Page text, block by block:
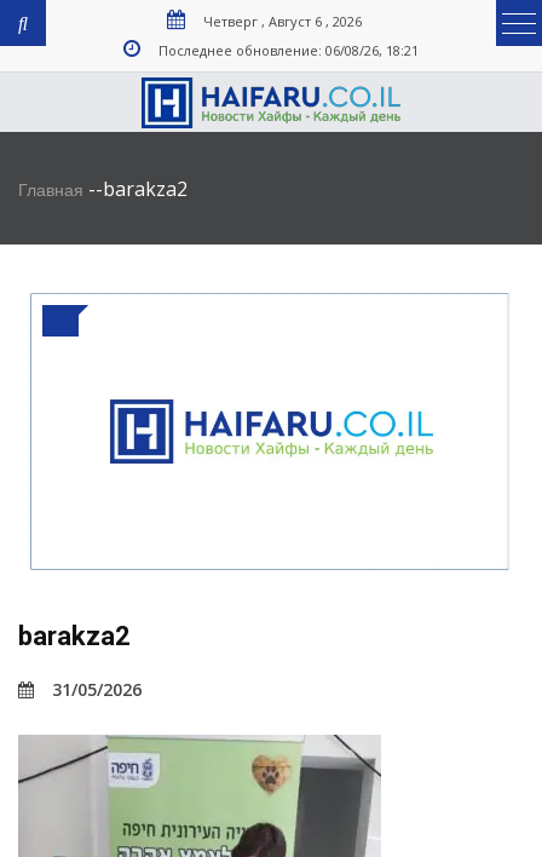
Четверг , Август 6 , 2026
Последнее обновление: 06/08/26, 18:21
Главная --barakza2
barakza2
31/05/2026